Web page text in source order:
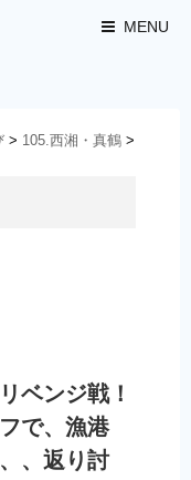
MENU
> 105.西湘・真鶴 >
ベンジ戦！
で、漁港
、返り討